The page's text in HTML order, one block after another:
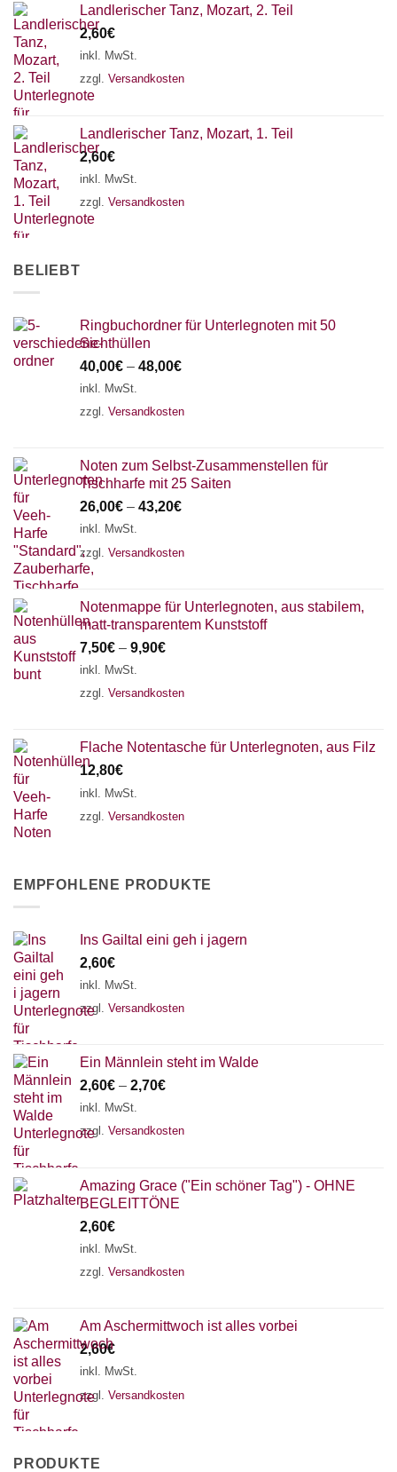
Landlerischer Tanz, Mozart, 2. Teil
2,60€
inkl. MwSt.
zzgl. Versandkosten
Landlerischer Tanz, Mozart, 1. Teil
2,60€
inkl. MwSt.
zzgl. Versandkosten
BELIEBT
Ringbuchordner für Unterlegnoten mit 50
Sichthüllen
40,00€ – 48,00€
inkl. MwSt.
zzgl. Versandkosten
Noten zum Selbst-Zusammenstellen für
Tischharfe mit 25 Saiten
26,00€ – 43,20€
inkl. MwSt.
zzgl. Versandkosten
Notenmappe für Unterlegnoten, aus stabilem,
matt-transparentem Kunststoff
7,50€ – 9,90€
inkl. MwSt.
zzgl. Versandkosten
Flache Notentasche für Unterlegnoten, aus Filz
12,80€
inkl. MwSt.
zzgl. Versandkosten
EMPFOHLENE PRODUKTE
Ins Gailtal eini geh i jagern
2,60€
inkl. MwSt.
zzgl. Versandkosten
Ein Männlein steht im Walde
2,60€ – 2,70€
inkl. MwSt.
zzgl. Versandkosten
Amazing Grace ("Ein schöner Tag") - OHNE
BEGLEITTÖNE
2,60€
inkl. MwSt.
zzgl. Versandkosten
Am Aschermittwoch ist alles vorbei
2,60€
inkl. MwSt.
zzgl. Versandkosten
PRODUKTE